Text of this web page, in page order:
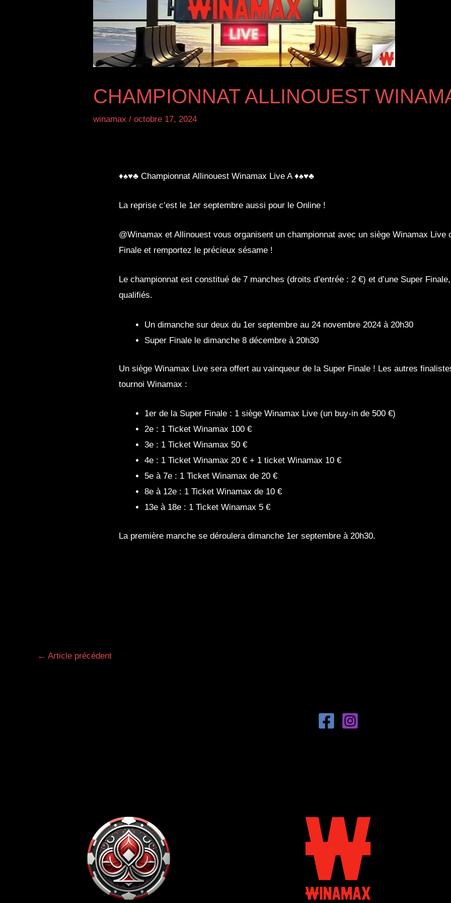
CHAMPIONNAT ALLINOUEST
winamax /octobre 17, 2024
♦♠♥♣ Championnat Allinouest Winamax Live A ♦♠♥♣
La reprise c’est le 1er septembre aussi pour le Online !
@Winamax et Allinouest vous organisent un championnat avec un siège Winamax Live
Finale et remportez le précieux sésame !
Le championnat est constitué de 7 manches (droits d’entrée : 2 €) et d’une Super
qualifiés.
Un dimanche sur deux du 1er septembre au 24 novembre 2024 à 20h30
Super Finale le dimanche 8 décembre à 20h30
Un siège Winamax Live sera offert au vainqueur de la Super Finale ! Les autres
tournoi Winamax :
1er de la Super Finale : 1 siège Winamax Live (un buy-in de 500 €)
2e : 1 Ticket Winamax 100 €
3e : 1 Ticket Winamax 50 €
4e : 1 Ticket Winamax 20 € + 1 ticket Winamax 10 €
5e à 7e : 1 Ticket Winamax de 20 €
8e à 12e : 1 Ticket Winamax de 10 €
13e à 18e : 1 Ticket Winamax 5 €
La première manche se déroulera dimanche 1er septembre à 20h30.
Navigation
← Article précédent